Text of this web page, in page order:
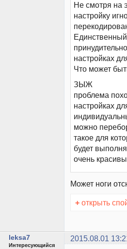
Не смотря на
настройку
настройках
Что может
ЗЫЖ
проблема
настройках
можно
такое для
будет
очень
Может ноги
+ открыть
leksa7 2015.08.01
Интересующийся